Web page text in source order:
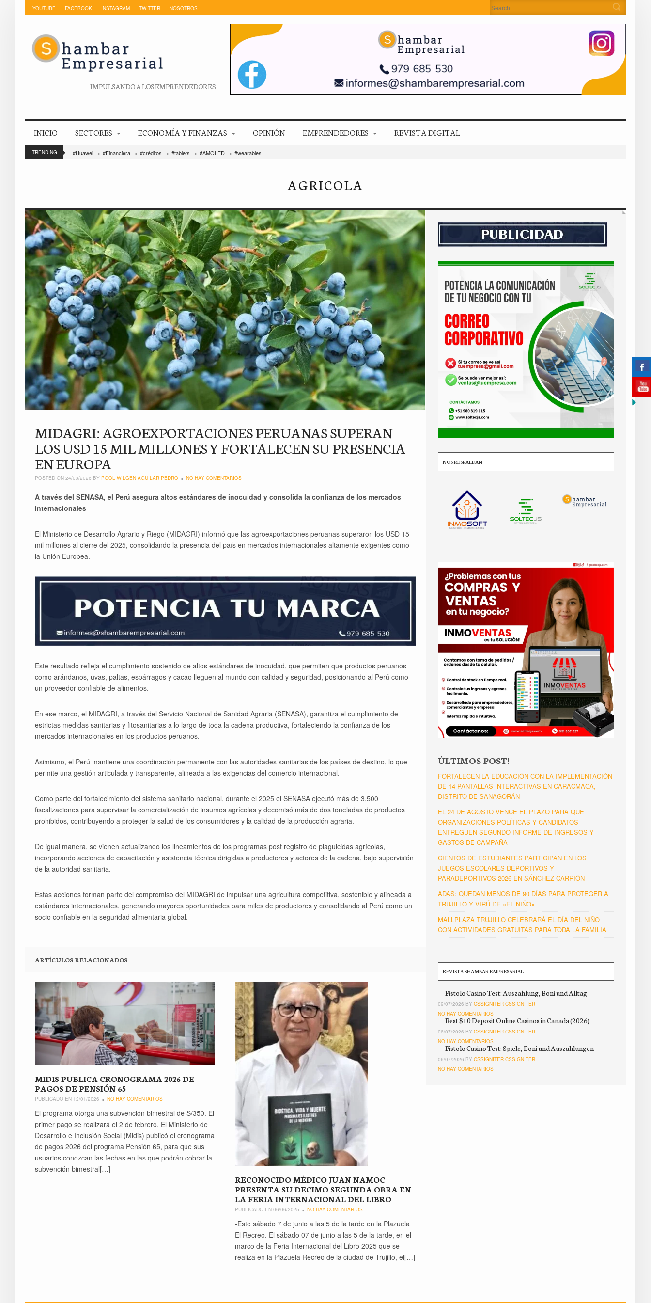
YOUTUBE FACEBOOK INSTAGRAM TWITTER NOSOTROS
IMPULSANDO A LOS EMPRENDEDORES
INICIO SECTORES ECONOMÍA Y FINANZAS OPINIÓN EMPRENDEDORES REVISTA DIGITAL
TRENDING #Huawei #Financiera #créditos #tablets #AMOLED #wearables
AGRICOLA
MIDAGRI: AGROEXPORTACIONES PERUANAS SUPERAN
LOS USD 15 MIL MILLONES Y FORTALECEN SU PRESENCIA
EN EUROPA
POSTED ON 24/03/2026 BY POOL WILGEN AGUILAR PEDRO NO HAY COMENTARIOS
A través del SENASA, el Perú asegura altos estándares de inocuidad y consolida la confianza de los mercados
internacionales
El Ministerio de Desarrollo Agrario y Riego (MIDAGRI) informó que las agroexportaciones peruanas superaron los USD 15
mil millones al cierre del 2025, consolidando la presencia del país en mercados internacionales altamente exigentes como
la Unión Europea.
Este resultado refleja el cumplimiento sostenido de altos estándares de inocuidad, que permiten que productos peruanos
como arándanos, uvas, paltas, espárragos y cacao lleguen al mundo con calidad y seguridad, posicionando al Perú como
un proveedor confiable de alimentos.
En ese marco, el MIDAGRI, a través del Servicio Nacional de Sanidad Agraria (SENASA), garantiza el cumplimiento de
estrictas medidas sanitarias y fitosanitarias a lo largo de toda la cadena productiva, fortaleciendo la confianza de los
mercados internacionales en los productos peruanos.
Asimismo, el Perú mantiene una coordinación permanente con las autoridades sanitarias de los países de destino, lo que
permite una gestión articulada y transparente, alineada a las exigencias del comercio internacional.
Como parte del fortalecimiento del sistema sanitario nacional, durante el 2025 el SENASA ejecutó más de 3,500
fiscalizaciones para supervisar la comercialización de insumos agrícolas y decomisó más de dos toneladas de productos
prohibidos, contribuyendo a proteger la salud de los consumidores y la calidad de la producción agraria.
De igual manera, se vienen actualizando los lineamientos de los programas post registro de plaguicidas agrícolas,
incorporando acciones de capacitación y asistencia técnica dirigidas a productores y actores de la cadena, bajo supervisión
de la autoridad sanitaria.
Estas acciones forman parte del compromiso del MIDAGRI de impulsar una agricultura competitiva, sostenible y alineada a
estándares internacionales, generando mayores oportunidades para miles de productores y consolidando al Perú como un
socio confiable en la seguridad alimentaria global.
ARTÍCULOS RELACIONADOS
MIDIS PUBLICA CRONOGRAMA 2026 DE
PAGOS DE PENSIÓN 65
PUBLICADO EN 12/01/2026 NO HAY COMENTARIOS
El programa otorga una subvención bimestral de S/350. El
primer pago se realizará el 2 de febrero. El Ministerio de
Desarrollo e Inclusión Social (Midis) publicó el cronograma
de pagos 2026 del programa Pensión 65, para que sus
usuarios conozcan las fechas en las que podrán cobrar la
subvención bimestral[…]
RECONOCIDO MÉDICO JUAN NAMOC
PRESENTA SU DECIMO SEGUNDA OBRA EN
LA FERIA INTERNACIONAL DEL LIBRO
PUBLICADO EN 06/06/2025 NO HAY COMENTARIOS
▪Este sábado 7 de junio a las 5 de la tarde en la Plazuela
El Recreo. El sábado 07 de junio a las 5 de la tarde, en el
marco de la Feria Internacional del Libro 2025 que se
realiza en la Plazuela Recreo de la ciudad de Trujillo, el[…]
NOS RESPALDAN
ÚLTIMOS POST!
FORTALECEN LA EDUCACIÓN CON LA IMPLEMENTACIÓN
DE 14 PANTALLAS INTERACTIVAS EN CARACMACA,
DISTRITO DE SANAGORÁN
EL 24 DE AGOSTO VENCE EL PLAZO PARA QUE
ORGANIZACIONES POLÍTICAS Y CANDIDATOS
ENTREGUEN SEGUNDO INFORME DE INGRESOS Y
GASTOS DE CAMPAÑA
CIENTOS DE ESTUDIANTES PARTICIPAN EN LOS
JUEGOS ESCOLARES DEPORTIVOS Y
PARADEPORTIVOS 2026 EN SÁNCHEZ CARRIÓN
ADAS: QUEDAN MENOS DE 90 DÍAS PARA PROTEGER A
TRUJILLO Y VIRÚ DE «EL NIÑO»
MALLPLAZA TRUJILLO CELEBRARÁ EL DÍA DEL NIÑO
CON ACTIVIDADES GRATUITAS PARA TODA LA FAMILIA
REVISTA SHAMBAR EMPRESARIAL
Pistolo Casino Test: Auszahlung, Boni und Alltag
09/07/2026 BY CSSIGNITER CSSIGNITER
NO HAY COMENTARIOS
Best $10 Deposit Online Casinos in Canada (2026)
06/07/2026 BY CSSIGNITER CSSIGNITER
NO HAY COMENTARIOS
Pistolo Casino Test: Spiele, Boni und Auszahlungen
06/07/2026 BY CSSIGNITER CSSIGNITER
NO HAY COMENTARIOS